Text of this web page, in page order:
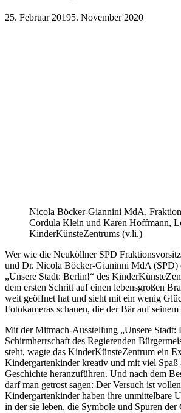
25. Februar 20195. November 2020
Nicola Böcker-Giannini MdA,
Cordula Klein und Karen Hoffmann,
KinderKünsteZentrums (v.li.)
Wer wie die Neuköllner SPD
und Dr. Nicola Böcker-Gianinni MdA (SPD)
„Unsere Stadt: Berlin!“ des
dem ersten Schritt auf einen lebensgroßen
weit geöffnet hat und sieht mit ein wenig
Fotokameras schauen, die der Bär auf
Mit der Mitmach-Ausstellung „Unsere Stadt:
Schirmherrschaft des Regierenden
steht, wagte das KinderKünsteZentrum ein
Kindergartenkinder kreativ und mit viel
Geschichte heranzuführen. Und nach dem
darf man getrost sagen: Der Versuch ist
Kindergartenkinder haben ihre unmittelbare
in der sie leben, die Symbole und Spuren der